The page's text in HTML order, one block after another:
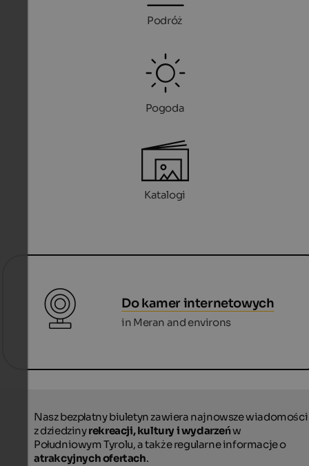
Podróż
Pogoda
Katalogi
Do kamer internetowych
in Meran and environs
Nasz bezpłatny biuletyn zawiera najnowsze wiadomości
z dziedzinyrekreacji, kultury i wydarzeńw
Południowym Tyrolu, a także regularne informacje o
atrakcyjnych ofertach.